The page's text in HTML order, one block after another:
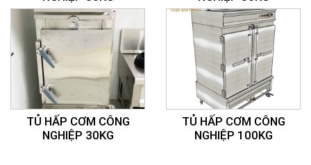
TỦ HẤP CƠM CÔNG
NGHIỆP 30KG
TỦ HẤP CƠM CÔNG
NGHIỆP 100KG